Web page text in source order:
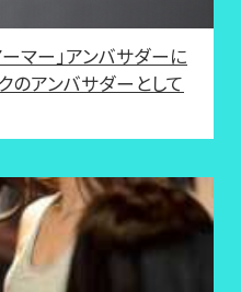
マー」アンバサダーに
のアンバサダーとして